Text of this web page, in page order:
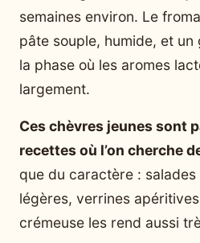
semaines environ. Le
pâte souple, humide, et un
la phase où les aromes
largement.
Ces chèvres jeunes sont
recettes où l’on cherche
que du caractère :
légères, verrines
crémeuse les rend aussi